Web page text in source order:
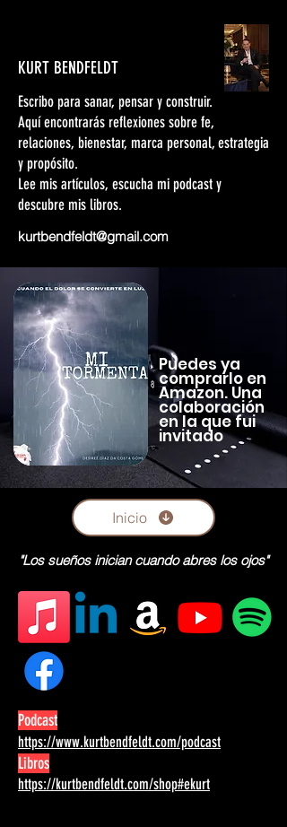
KURT BENDFELDT
Escribo para sanar, pensar y construir.
Aquí encontrarás reflexiones sobre fe,
relaciones, bienestar, marca personal, estrategia
y propósito.
Lee mis artículos, escucha mi podcast y
descubre mis libros.
kurtbendfeldt@gmail.com
Puedes ya
comprarlo en
Amazon. Una
colaboración
en la que fui
invitado
Inicio
"Los sueños inician cuando abres los ojos"
Podcast
https://www.kurtbendfeldt.com/podcast
Libros
https://kurtbendfeldt.com/shop#ekurt